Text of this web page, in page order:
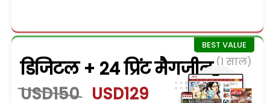
डिजिटल + 24 प्रिंट मैगजीन (1 साल)
USD150 USD129